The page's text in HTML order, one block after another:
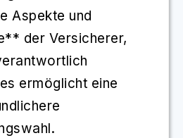
Aspekte und
der Versicherer,
ermöglicht eine